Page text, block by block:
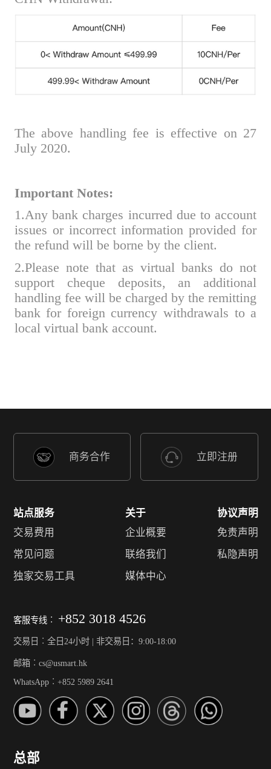
The above handling fee is effective on 27
July 2020.
Important Notes:
1.Any bank charges incurred due to account
issues or incorrect information provided for
the refund will be borne by the client.
2.Please note that as virtual banks do not
support cheque deposits, an additional
handling fee will be charged by the remitting
bank for foreign currency withdrawals to a
local virtual bank account.
商务合作 立即注册
站点服务
交易费用
常见问题
独家交易工具
关于
企业概要
联络我们
媒体中心
协议声明
免责声明
私隐声明
客服专线︰ +852 3018 4526
交易日︰全日24小时 | 非交易日：9:00-18:00
邮箱︰cs@usmart.hk
WhatsApp︰+852 5989 2641
总部